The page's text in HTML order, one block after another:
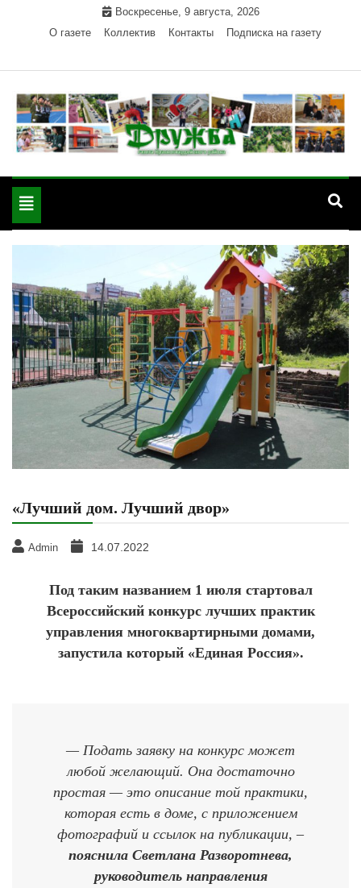
Воскресенье, 9 августа, 2026
О газете
Коллектив Контакты Подписка на газету
"Дружба" — газета
района РА
Красногвардейского района Республики Адыгея
Toggle
navigation
«Лучший дом. Лучший двор»
Admin 14.07.2022
Под таким названием 1 июля стартовал
Всероссийский конкурс лучших практик
управления многоквартирными домами,
запустила который «Единая Россия».
— Подать заявку на конкурс может
любой желающий. Она достаточно
простая — это описание той практики,
которая есть в доме, с приложением
фотографий и ссылок на публикации, –
пояснила Светлана Разворотнева,
руководитель направления